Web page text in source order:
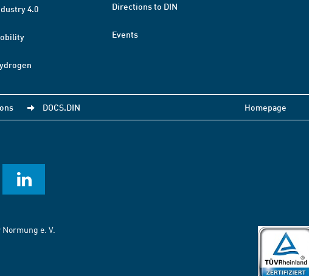
4.0 Directions to DIN
Events
DOCS.DIN Homepage
e. V.